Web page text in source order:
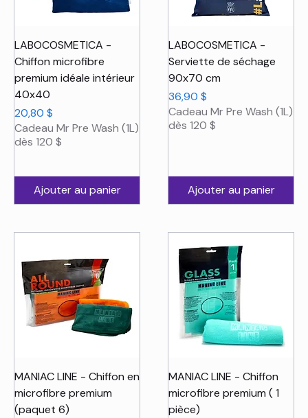
LABOCOSMETICA -
Chiffon microfibre
premium idéale intérieur
40x40
Prix
20,80 $
Cadeau Mr Pre Wash (1L)
dès 120 $
Ajouter au panier
LABOCOSMETICA -
Serviette de séchage
90x70 cm
Prix
36,90 $
Cadeau Mr Pre Wash (1L)
dès 120 $
Ajouter au panier
MANIAC LINE - Chiffon en
microfibre premium
(paquet 6)
MANIAC LINE - Chiffon
microfibre premium ( 1
pièce)